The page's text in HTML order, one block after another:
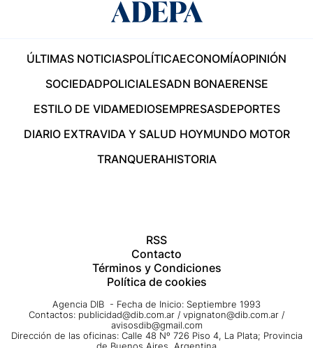
ÚLTIMAS NOTICIASPOLÍTICAECONOMÍAOPINIÓN
SOCIEDADPOLICIALESADN BONAERENSE
ESTILO DE VIDAMEDIOSEMPRESASDEPORTES
DIARIO EXTRAVIDA Y SALUD HOYMUNDO MOTOR
TRANQUERAHISTORIA
RSS
Contacto
Términos y Condiciones
Política de cookies
Agencia DIB - Fecha de Inicio: Septiembre 1993
Contactos: publicidad@dib.com.ar / vpignaton@dib.com.ar /
avisosdib@gmail.com
Dirección de las oficinas: Calle 48 Nº 726 Piso 4, La Plata; Provincia